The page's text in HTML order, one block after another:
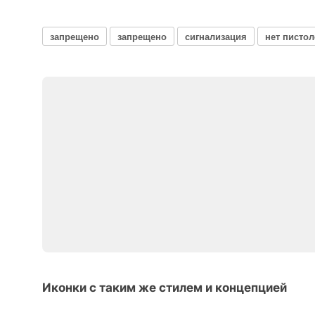
запрещено запрещено сигнализация нет
Иконки с таким же стилем и концепцией